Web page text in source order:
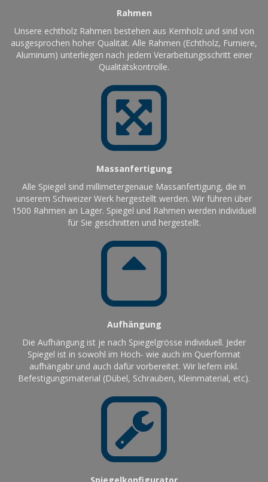
Rahmen
Unsere echtholz Rahmen bestehen aus Kernholz und sind von
ausgesprochen hoher Qualität. Alle Rahmen (Echtholz, Furniere,
Aluminum) unterliegen nach jedem Verarbeitungsschritt einer
Qualitätskontrolle.
Massanfertigung
Alle Spiegel sind millimetergenaue Massanfertigung, die in
unserem Schweizer Werk hergestellt werden. Wir führen über
1500 Rahmen an Lager. Spiegel und Rahmen werden individuell
für Sie geschnitten und hergestellt.
Aufhängung
Die Aufhängung ist je nach Spiegelgrösse individuell. Jeder
Spiegel ist in sowohl im Hoch- wie auch im Querformat
aufhängabr und auch dafür vorbereitet. Wir liefern inkl.
Befestigungsmaterial (Dübel, Schrauben, Kleinmaterial, etc).
Spiegelkonfigurator